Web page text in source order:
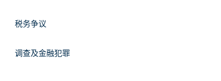
税务争议
调查及金融犯罪